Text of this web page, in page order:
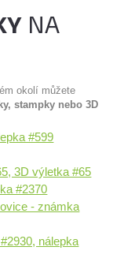
NA
okolí můžete
stampky nebo 3D
#599
3D výletka #65
#2370
- známka
nálepka